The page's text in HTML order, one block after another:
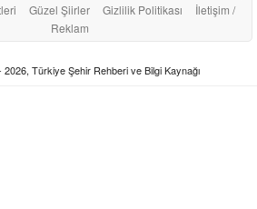
Güzel Şiirler Gizlilik Politikası
İletişim /
Reklam
Türkiye Şehir Rehberi ve Bilgi Kaynağı